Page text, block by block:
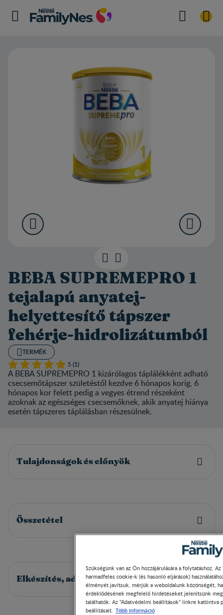
BEBA SUPREMEPRO 1
tejalapú anyatej-
helyettesítő tápszer
fehérje-hidrolizátumból
TERMÉK
5 (1)
A BEBA SUPREMEPRO 1 kizárólagos táplálékként adható
csecsemőtápszer születéstől kezdve 6 hónapos korig, 6
hónapos kor felett pedig a vegyes étrend részeként
azoknak az egészséges csecsemőknek, akik anyatej hiánya
esetén tápszeres táplálásban részesülnek.
Tulajdonságok és előnyök
Összetétel
Elkészítés, adagolás, tárolás
Szükségünk van az Ön hozzájárulására a folytatáshoz.
harmadfeles cookie-k (és hasonló eljárások)
élményét javítsuk, mérjük a weboldalunk közönségét,
érdeklődésének megfelelő hirdetéseket jelenítsünk
találhatók. Az "Adatvédelmi beállítások" linkre kattintva
beállításait. Több információ